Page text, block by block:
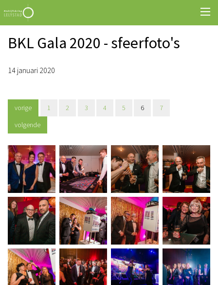
BKL Gala 2020 - sfeerfoto's
14 januari 2020
vorige 1 2 3 4 5 6
7
volgende